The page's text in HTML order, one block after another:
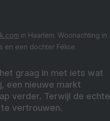
in Haarlem. Woonachting in
en een dochter Félise.
graag in met iets wat
een nieuwe markt
verder. Terwijl de echte
vertrouwen.